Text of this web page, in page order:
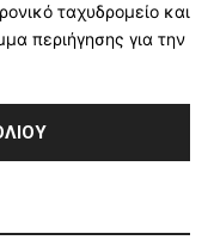
ταχυδρομείο και
περιήγησης για την